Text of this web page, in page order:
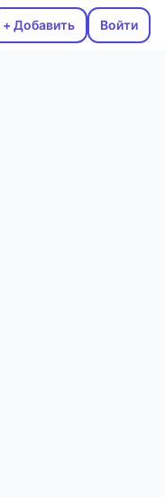
+ Добавить Войти